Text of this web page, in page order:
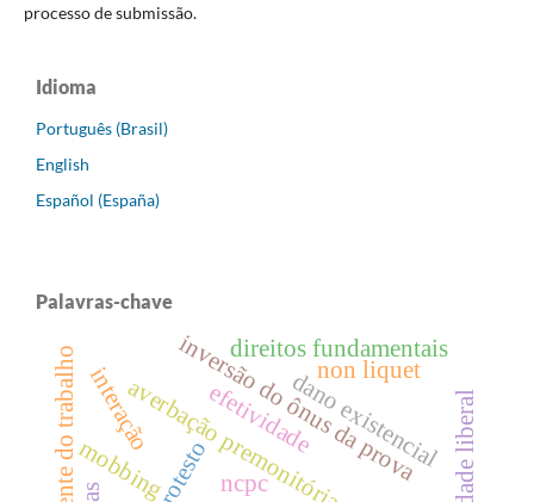
processo de submissão.
Idioma
Português (Brasil)
English
Español (España)
Palavras-chave
averbação premonitória
efetividade
protestoinversão do ônus da prova
direitos fundamentais
dano existencial
ncpc
mobbing
interação non liquet